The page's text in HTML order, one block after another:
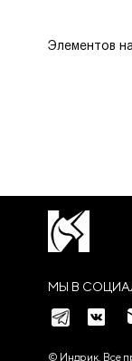
Элементов
МЫ В
© Индрик. Все